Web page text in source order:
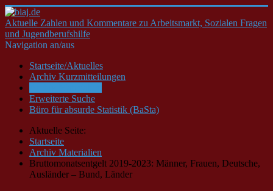
Aktuelle Zahlen und Kommentare zu Arbeitsmarkt, Sozialen Fragen
und Jugendberufshilfe
Navigation an/aus
Startseite/Aktuelles
Archiv Kurzmitteilungen
Erweiterte Suche
Büro für absurde Statistik (BaSta)
Aktuelle Seite:
Startseite
Archiv Materialien
Bruttomonatsentgelt 2019-2023: Männer, Frauen, Deutsche,
Ausländer – Bund, Länder